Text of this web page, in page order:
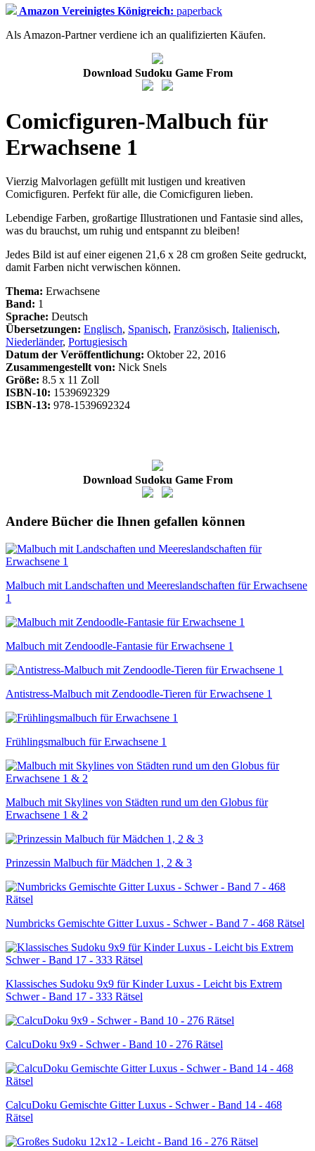
Amazon Vereinigtes Königreich: paperback
Als Amazon-Partner verdiene ich an qualifizierten Käufen.
Download Sudoku Game From
Comicfiguren-Malbuch für
Erwachsene 1
Vierzig Malvorlagen gefüllt mit lustigen und kreativen
Comicfiguren. Perfekt für alle, die Comicfiguren lieben.
Lebendige Farben, großartige Illustrationen und Fantasie sind alles,
was du brauchst, um ruhig und entspannt zu bleiben!
Jedes Bild ist auf einer eigenen 21,6 x 28 cm großen Seite gedruckt,
damit Farben nicht verwischen können.
Thema: Erwachsene
Band: 1
Sprache: Deutsch
Übersetzungen: Englisch, Spanisch, Französisch, Italienisch,
Niederländer, Portugiesisch
Datum der Veröffentlichung: Oktober 22, 2016
Zusammengestellt von: Nick Snels
Größe: 8.5 x 11 Zoll
ISBN-10: 1539692329
ISBN-13: 978-1539692324
Download Sudoku Game From
Andere Bücher die Ihnen gefallen können
Malbuch mit Landschaften und Meereslandschaften für Erwachsene
1
Malbuch mit Zendoodle-Fantasie für Erwachsene 1
Antistress-Malbuch mit Zendoodle-Tieren für Erwachsene 1
Frühlingsmalbuch für Erwachsene 1
Malbuch mit Skylines von Städten rund um den Globus für
Erwachsene 1 & 2
Prinzessin Malbuch für Mädchen 1, 2 & 3
Numbricks Gemischte Gitter Luxus - Schwer - Band 7 - 468 Rätsel
Klassisches Sudoku 9x9 für Kinder Luxus - Leicht bis Extrem
Schwer - Band 17 - 333 Rätsel
CalcuDoku 9x9 - Schwer - Band 10 - 276 Rätsel
CalcuDoku Gemischte Gitter Luxus - Schwer - Band 14 - 468
Rätsel